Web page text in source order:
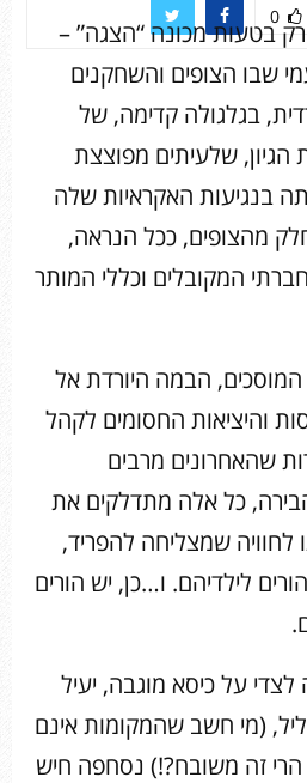
0
בטעות מכונה “הצגה” –
שבו הצופים והשחקנים
בגלגולה קדימה, של
שלעיתים מפוצצת
בנגיעות האקראיות שלה
מהצופים, ככל הנראה,
המקובלים וכללי המותר
הבמה היורדת אל
והיציאות החסומים לקהל
שהאחרונים מרבים
כל אלה מתדלקים את
לחוויה שמצליחה להפריד,
לילדיהם. ו…כן, יש הורים
שישבה לצדי על כיסא מוגבה, יעיל
(מי חשב שהמקומות אינם
הרי זה משובח?!) נסחפה חיש